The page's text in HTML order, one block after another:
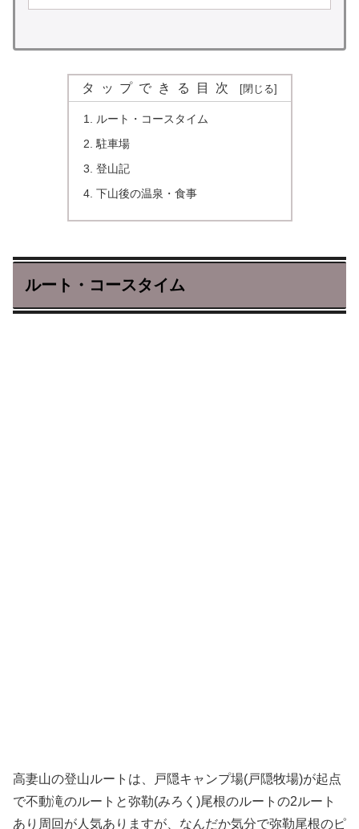
タップできる目次
ルート・コースタイム
駐車場
登山記
下山後の温泉・食事
ルート・コースタイム
高妻山の登山ルートは、戸隠キャンプ場(戸隠牧場)が起点
で不動滝のルートと弥勒(みろく)尾根のルートの2ルート
あり周回が人気ありますが、なんだか気分で弥勒尾根のピ